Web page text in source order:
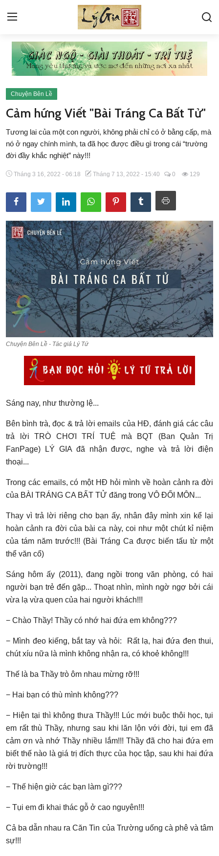
KINH
GÓC HỎI ĐÁP
TÁC PHẨM LÝ TỨ
THƯ VIỆN ẢNH
BÀI VIẾT LÝ TỨ
TIN TỨC SỰ KIỆN
LÝ TỨ HỎI ĐÁP
THƯ VIỆN
SINH HOẠT LÝ GIA
LÝ GIA
Chuyện Bên Lề
Cảm hứng Viết "Bài Tráng Ca Bất Tử"
Tương lai của một con người, không phải chỉ có ở bằng cấp, mà
nó ở ngay chính mình, ta đã học được điều gì trong cái “trường
đời đầy khắc nghiệt” này!!!
Tháng 3 16, 2022 - 06:18 Tháng 7 13, 2022 - 15:40 0 129
Chuyện Bên Lề - Tác giả Lý Tứ
Sáng nay, như thường lệ...
Bên bình trà, đọc & trả lời emails của HĐ, đánh giá các câu
trả lời TRÒ CHƠI TRÍ TUỆ mà BQT (Ban Quản Trị
FanPage) LÝ GIA đã nhận được, nghe và trả lời điện
thoại...
Trong các emails, có một HĐ hỏi mình về hoàn cảnh ra đời
của BÀI TRÁNG CA BẤT TỬ đăng trong VÔ ĐỐI MÔN...
Thay vì trả lời riêng cho bạn ấy, nhân đây mình xin kể lại
hoàn cảnh ra đời của bài ca này, coi như một chút kỉ niệm
của tám năm trước!!! (Bài Tráng Ca được biến tấu từ một
thể văn cổ)
Sáng hôm ấy (2011), đang ngồi trong văn phòng, có hai
người bạn trẻ đến gặp... Thoạt nhìn, mình ngờ ngợ bởi cái
vừa lạ vừa quen của hai người khách!!!
− Chào Thầy! Thầy có nhớ hai đứa em không???
− Mình đeo kiếng, bắt tay và hỏi: Rất lạ, hai đứa đen thui,
chút xíu nữa là mình không nhận ra, có khoẻ không!!!
Thế là ba Thầy trò ôm nhau mừng rỡ!!!
− Hai bạn có thù mình không???
− Hiện tại thì không thưa Thầy!!! Lúc mới buộc thôi học, tụi
em rất thù Thầy, nhưng sau khi lăn lộn với đời, tụi em đã
cảm ơn và nhớ Thầy nhiều lắm!!! Thầy đã cho hai đứa em
biết thế nào là giá trị đích thực của học tập, sau khi hai đứa
rời trường!!!
− Thế hiện giờ các bạn làm gì???
− Tụi em đi khai thác gỗ ở cao nguyên!!!
Cả ba dẫn nhau ra Căn Tin của Trường uống cà phê và tâm
sự!!!